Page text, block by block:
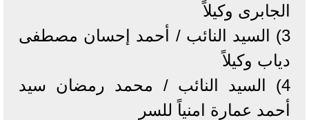
الجابرى وكيلاً
3) السيد النائب / أحمد إحسان مصطفى
دياب وكيلاً
4) السيد النائب / محمد رمضان سيد
أحمد عمارة امنياً للسر